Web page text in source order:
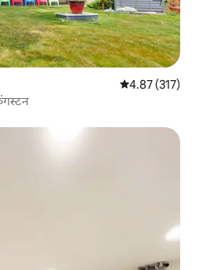
औसत रेटिंग 5 में से
4.87 (317)